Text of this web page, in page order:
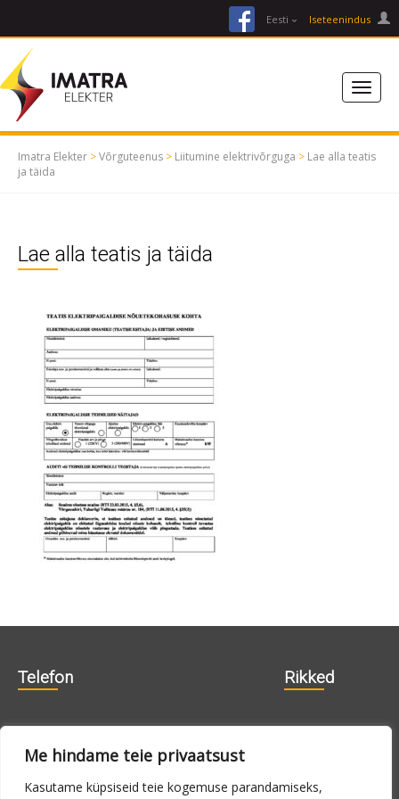
Me hindame teie privaatsust
Kasutame küpsiseid teie kogemuse parandamiseks,
facebookEesti Iseteenindus
Imatra Elekter >Võrguteenus > Liitumine elektrivõrguga > Lae alla teatis
ja täida
Lae alla teatis ja täida
Telefon Rikked
715 0180